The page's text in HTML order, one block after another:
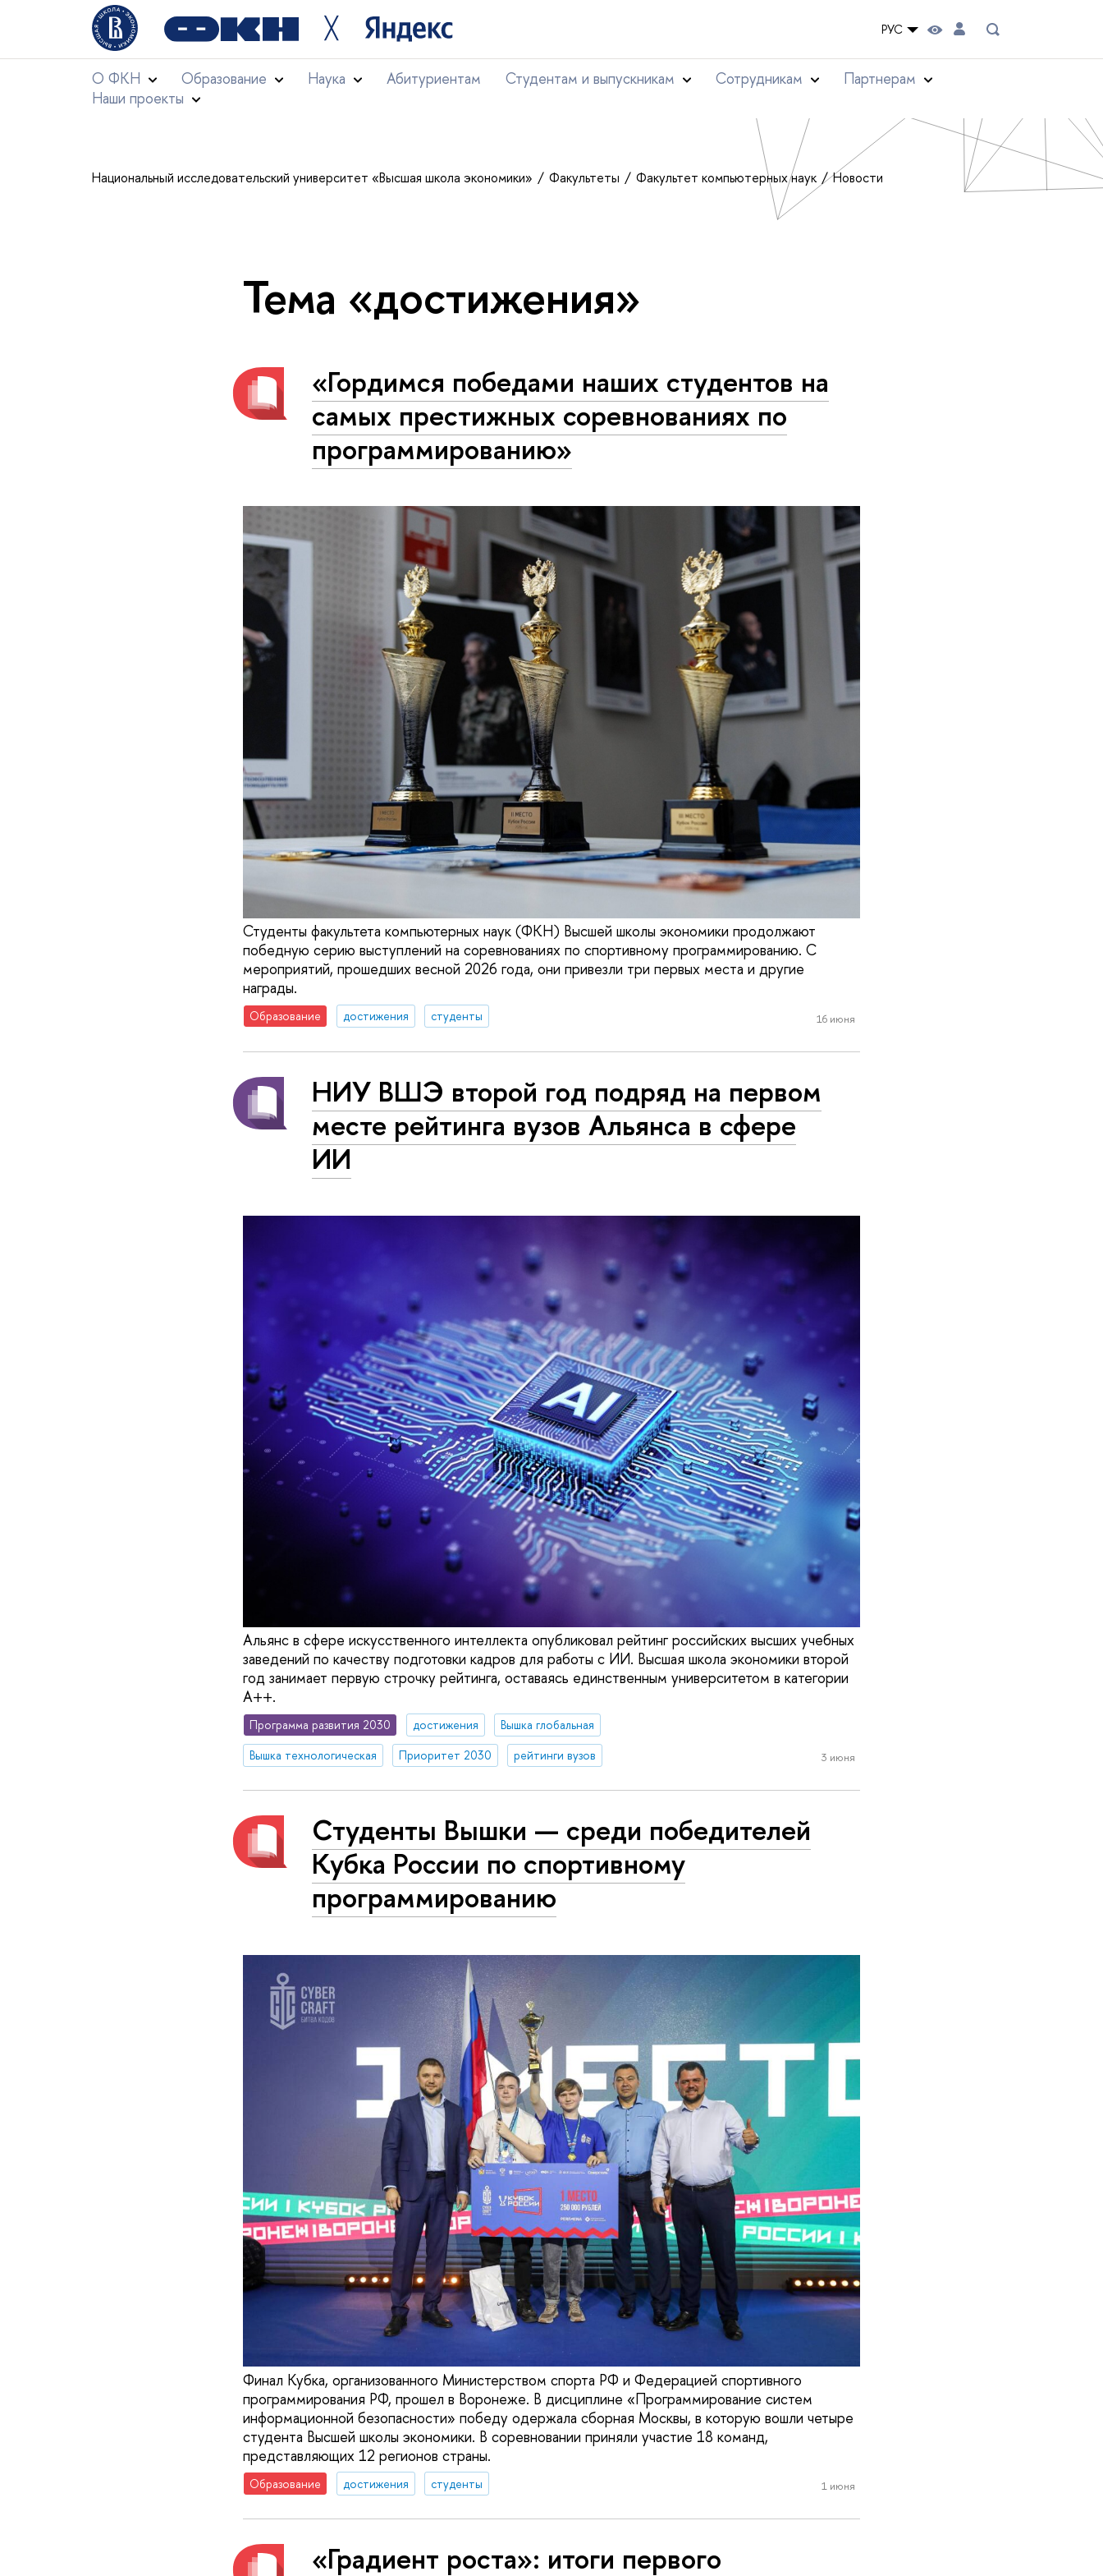
╳ РУС
О ФКН Образование Наука Абитуриентам Студентам и выпускникам Сотрудникам
Партнерам
Наши проекты
Национальный исследовательский университет «Высшая школа экономики» Факультеты Факультет компьютерных наук Новости
Тема «достижения»
«Гордимся победами наших студентов на
самых престижных соревнованиях по
программированию»
Студенты факультета компьютерных наук (ФКН) Высшей школы экономики продолжают
победную серию выступлений на соревнованиях по спортивному программированию. С
мероприятий, прошедших весной 2026 года, они привезли три первых места и другие
награды.
Образование достижения студенты 16 июня
НИУ ВШЭ второй год подряд на первом
месте рейтинга вузов Альянса в сфере
ИИ
Альянс в сфере искусственного интеллекта опубликовал рейтинг российских высших учебных
заведений по качеству подготовки кадров для работы с ИИ. Высшая школа экономики второй
год занимает первую строчку рейтинга, оставаясь единственным университетом в категории
A++.
Программа развития 2030 достижения
Вышка глобальная
Вышка технологическая
Приоритет 2030 рейтинги вузов 3 июня
Студенты Вышки — среди победителей
Кубка России по спортивному
программированию
Финал Кубка, организованного Министерством спорта РФ и Федерацией спортивного
программирования РФ, прошел в Воронеже. В дисциплине «Программирование систем
информационной безопасности» победу одержала сборная Москвы, в которую вошли четыре
студента Высшей школы экономики. В соревновании приняли участие 18 команд,
представляющих 12 регионов страны.
Образование достижения студенты 1 июня
«Градиент роста»: итоги первого